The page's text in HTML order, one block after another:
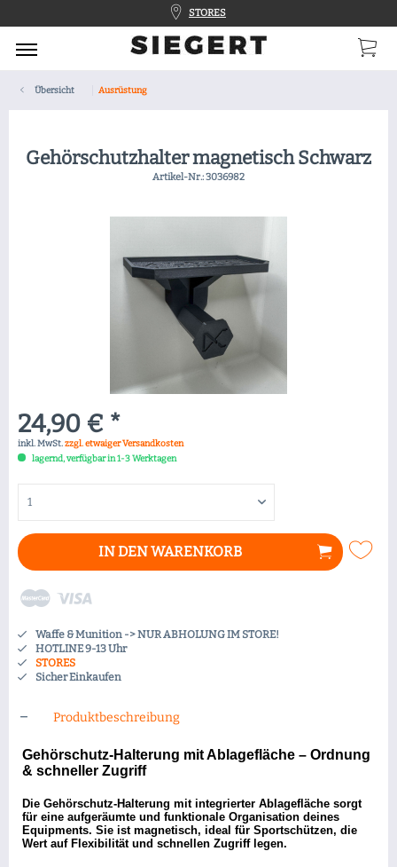
STORES
Übersicht Ausrüstung
Gehörschutzhalter magnetisch Schwarz
Artikel-Nr.:3036982
24,90 € *
inkl. MwSt.zzgl. etwaiger Versandkosten
lagernd, verfügbar in 1-3 Werktagen
IN DENWARENKORB
Waffe & Munition -> NUR ABHOLUNG IM STORE!
HOTLINE 9-13 Uhr
STORES
Sicher Einkaufen
Produktbeschreibung
Gehörschutz-Halterung mit Ablagefläche – Ordnung
& schneller Zugriff
Die Gehörschutz-Halterung mit integrierter Ablagefläche sorgt
für eine aufgeräumte und funktionale Organisation deines
Equipments. Sie ist magnetisch, ideal für Sportschützen, die
Wert auf Flexibilität und schnellen Zugriff legen.